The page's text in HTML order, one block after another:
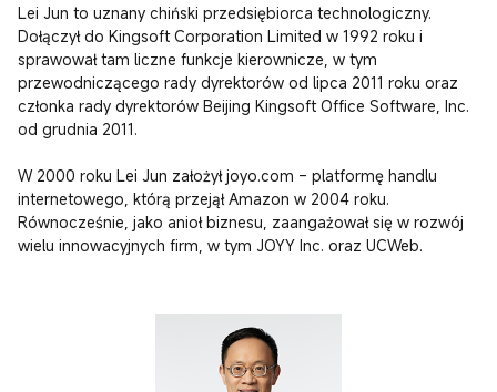
Lei Jun to uznany chiński przedsiębiorca technologiczny.
Dołączył do Kingsoft Corporation Limited w 1992 roku i
sprawował tam liczne funkcje kierownicze, w tym
przewodniczącego rady dyrektorów od lipca 2011 roku oraz
członka rady dyrektorów Beijing Kingsoft Office Software, Inc.
od grudnia 2011.
W 2000 roku Lei Jun założył joyo.com – platformę handlu
internetowego, którą przejął Amazon w 2004 roku.
Równocześnie, jako anioł biznesu, zaangażował się w rozwój
wielu innowacyjnych firm, w tym JOYY Inc. oraz UCWeb.